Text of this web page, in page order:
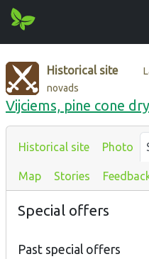
Historical site
novads
Vijciems, pine cone
Historical site Photo
Map Stories
Special offers
Past special offers